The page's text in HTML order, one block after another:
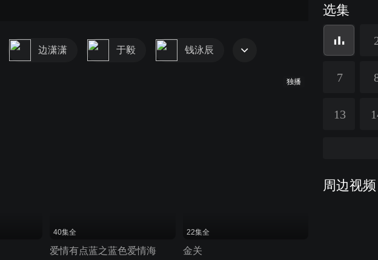
选集
7
13
周边视频
边潇潇 于毅 钱泳辰
40集全
爱情有点蓝之蓝色爱情海
独播
22集全
金关